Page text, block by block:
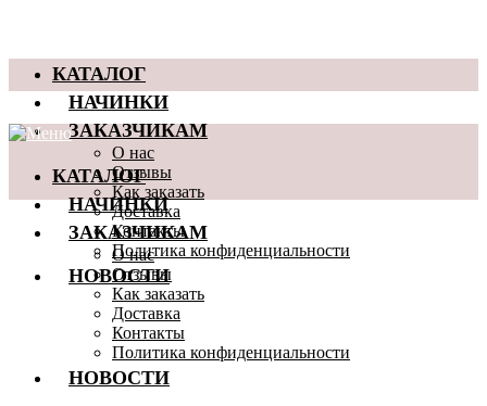
КАТАЛОГ
НАЧИНКИ
ЗАКАЗЧИКАМ
О нас
Отзывы
Как заказать
Доставка
Контакты
Политика конфиденциальности
НОВОСТИ
КАТАЛОГ
НАЧИНКИ
ЗАКАЗЧИКАМ
О нас
Отзывы
Как заказать
Доставка
Контакты
Политика конфиденциальности
НОВОСТИ